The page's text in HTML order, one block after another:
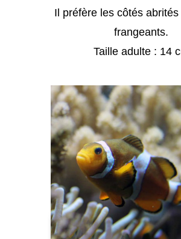
Il préfère les côtés
frangeants.
Taille adulte : 14